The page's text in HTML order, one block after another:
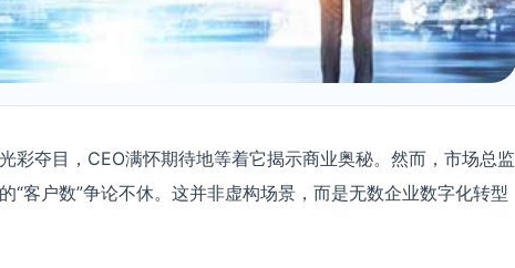
彩夺目，CEO满怀期待地等着它揭示商业奥秘。然而，市场总监
“客户数”争论不休。这并非虚构场景，而是无数企业数字化转型